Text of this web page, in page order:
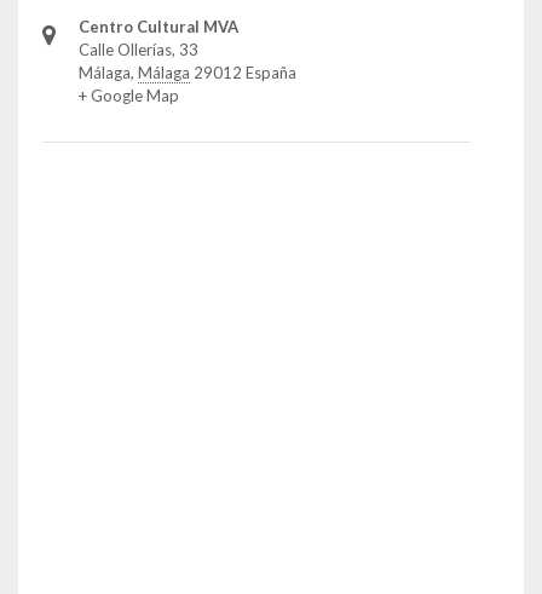
Centro Cultural MVA
Calle Ollerías, 33
Málaga, Málaga 29012 España
+ Google Map